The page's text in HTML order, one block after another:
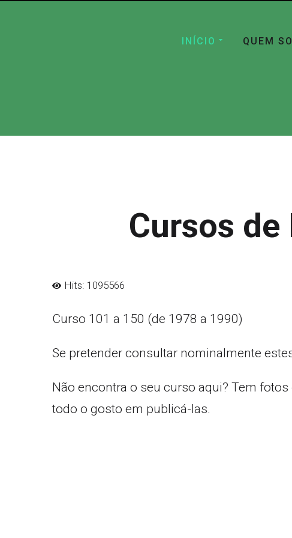
INÍCIO QUEM
Cursos
Hits: 1095566
Curso 101 a 150 (de 1978 a 1990)
Se pretender consultar nominalmente
Não encontra o seu curso aqui? Tem
todo o gosto em publicá-las.